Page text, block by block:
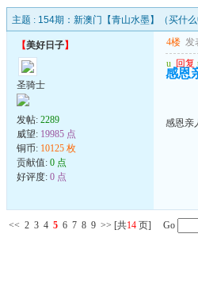
主题 : 154期：新澳门【青山水墨】（买什
【美好日子】
圣骑士
发帖: 2289
威望: 19985 点
铜币: 10125 枚
贡献值: 0 点
好评度: 0 点
4楼 发
u 回复
感恩
感恩亲
<< 2 3 4 5 6 7 8 9 >> [共14 页] Go